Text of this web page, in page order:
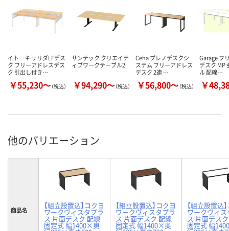
イトーキ サリダLFデス
ク フリーアドレスデス
ク 引出し付き…
￥55,230～（税込）
サンテック クリエイテ
ィブワークテーブル2
￥94,290～（税込）
Ceha プレノデスクシ
ステム フリーアドレス
デスク 2連 …
￥56,800～（税込）
Garage フ
デスク MP
ル 配線…
￥
他のバリエーション
商品名 【組立設置込】コクヨ
ワークヴィスタプラ
ス 片面デスク 配線
固定式 幅1400×奥
【組立設置込】コクヨ
ワークヴィスタプラ
ス 片面デスク 配線
固定式 幅1400×奥
【組立設置込
ワークヴィ
ス 片面デス
固定式 幅